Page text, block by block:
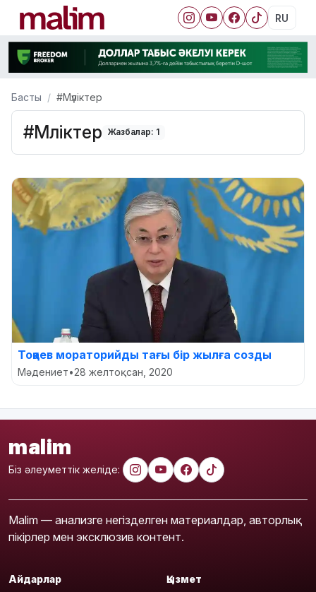
RU
Басты #Мүліктер
#Мүліктер Жазбалар: 1
Тоқаев мораторийды тағы бір жылға созды
Мәдениет•28 желтоқсан, 2020
malim
Біз әлеуметтік желіде:
Malim — анализге негізделген материалдар, авторлық
пікірлер мен эксклюзив контент.
Айдарлар Қызмет